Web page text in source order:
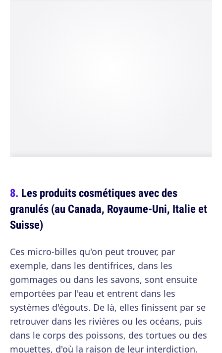
Les produits cosmétiques avec des
granulés (au Canada, Royaume-Uni, Italie et
Suisse)
Ces micro-billes qu'on peut trouver, par
exemple, dans les dentifrices, dans les
gommages ou dans les savons, sont ensuite
emportées par l'eau et entrent dans les
systèmes d'égouts. De là, elles finissent par se
retrouver dans les rivières ou les océans, puis
dans le corps des poissons, des tortues ou des
mouettes, d'où la raison de leur interdiction.